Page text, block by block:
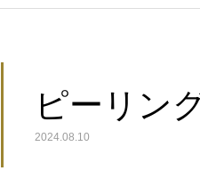
ピーリン
2024.08.10